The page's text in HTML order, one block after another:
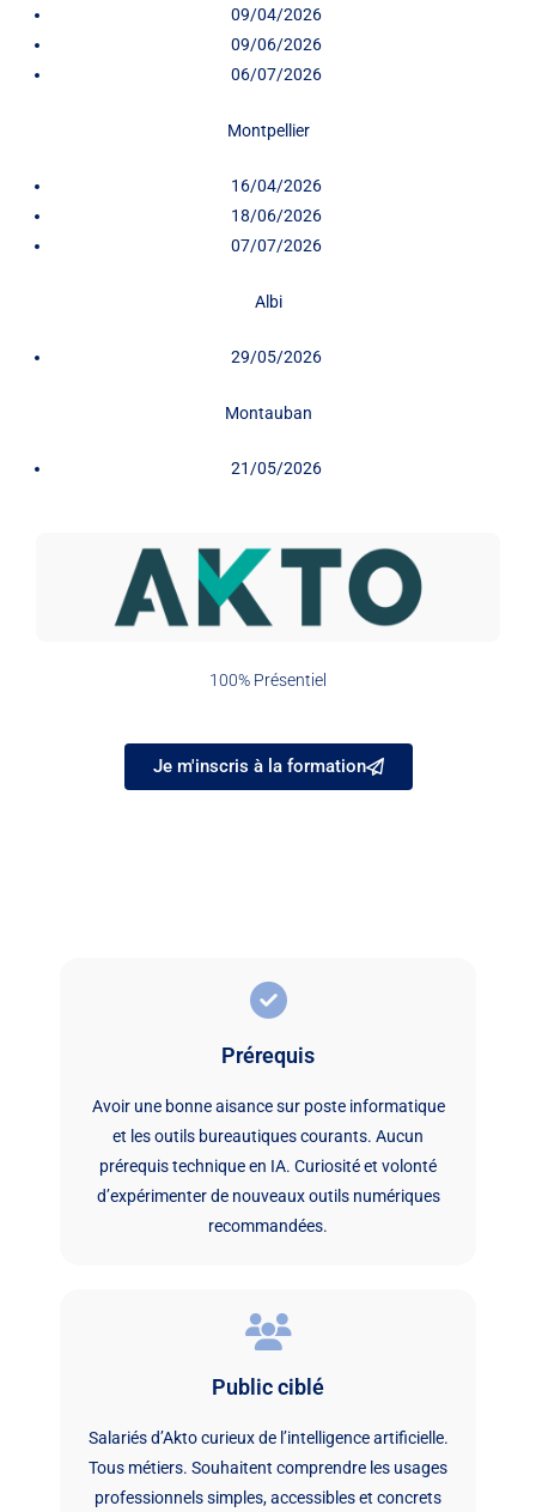
09/04/2026
09/06/2026
06/07/2026
Montpellier
16/04/2026
18/06/2026
07/07/2026
Albi
29/05/2026
Montauban
21/05/2026
100% Présentiel
Je m'inscris à la formation
Prérequis
Avoir une bonne aisance sur poste informatique
et les outils bureautiques courants. Aucun
prérequis technique en IA. Curiosité et volonté
d’expérimenter de nouveaux outils numériques
recommandées.
Public ciblé
Salariés d’Akto curieux de l’intelligence artificielle.
Tous métiers. Souhaitent comprendre les usages
professionnels simples, accessibles et concrets